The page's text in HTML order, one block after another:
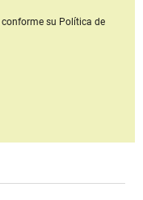
conforme su Política de